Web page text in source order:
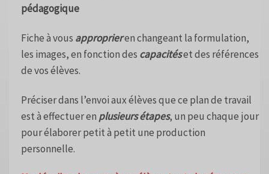
pédagogique
Fiche à vous approprieren changeant la formulation,
les images, en fonction des capacitéset des références
de vos élèves.
Préciser dans l’envoi aux élèves que ce plan de travail
est à effectuer en plusieurs étapes, un peu chaque jour
pour élaborer petit à petit une production
personnelle.